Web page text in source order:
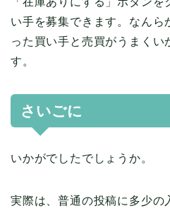
い手を募集できます。なんら
った買い手と売買がうまくい
す。
さいごに
いかがでしたでしょうか。
実際は、普通の投稿に多少の